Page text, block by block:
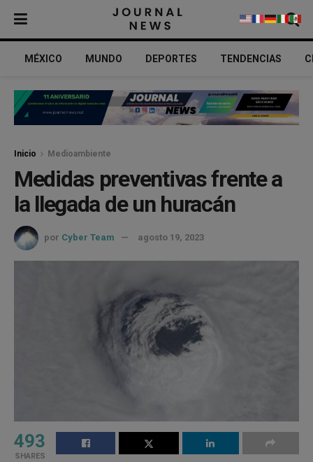
MÉXICO MUNDO DEPORTES TENDENCIAS
Inicio Medioambiente
Medidas preventivas frente a
la llegada de un huracán
por Cyber Team agosto 19, 2023
493
SHARES